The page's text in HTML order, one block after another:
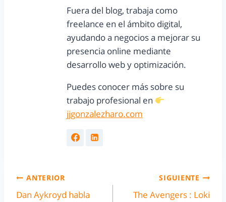
Fuera del blog, trabaja como
freelance en el ámbito digital,
ayudando a negocios a mejorar su
presencia online mediante
desarrollo web y optimización.
Puedes conocer más sobre su
trabajo profesional en
jjgonzalezharo.com
ANTERIOR
Dan Aykroyd habla
SIGUIENTE
The Avengers : Loki